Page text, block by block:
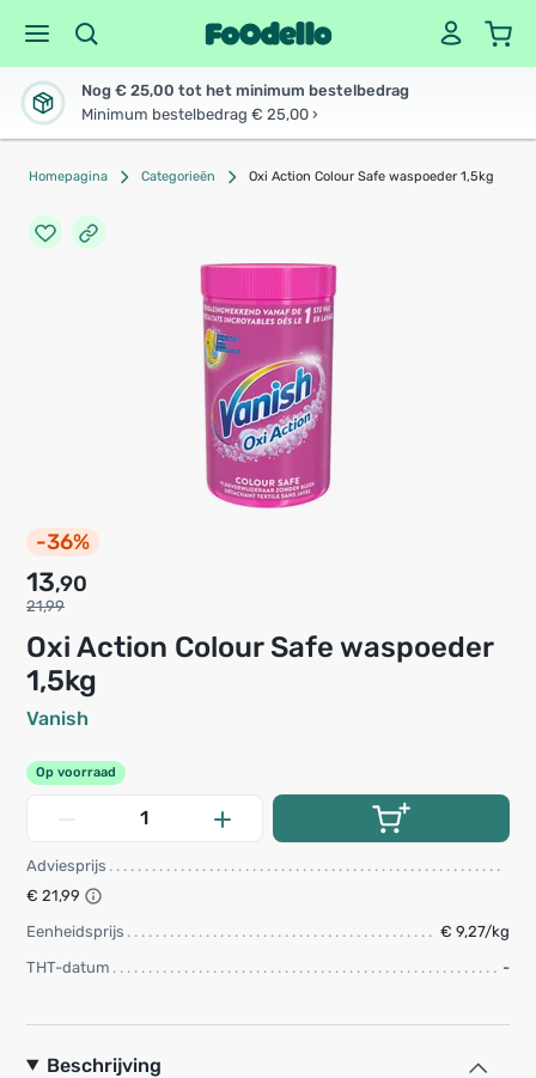
Nog € 25,00 tot het minimum bestelbedrag
Minimum bestelbedrag € 25,00 ›
Homepagina Categorieën Oxi Action Colour Safe waspoeder 1,5kg
-36%
Oxi Action Colour Safe waspoeder
1,5kg
Vanish
13,90
21,99
Op voorraad
Adviesprijs
€ 21,99
Eenheidsprijs
€ 9,27/kg
THT-datum
-
Beschrijving